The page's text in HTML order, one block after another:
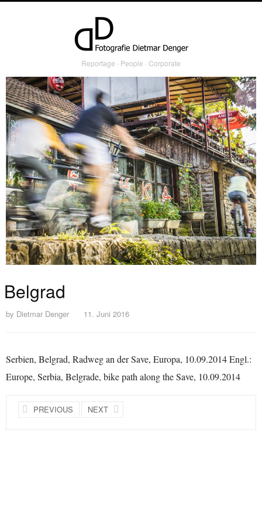
Reportage ∙ People ∙ Corporate
Belgrad
by Dietmar Denger 11. Juni 2016
Serbien, Belgrad, Radweg an der Save, Europa, 10.09.2014 Engl.:
Europe, Serbia, Belgrade, bike path along the Save, 10.09.2014
PREVIOUS NEXT